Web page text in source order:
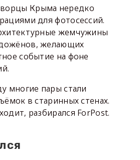
Крыма нередко
для фотосессий.
жемчужины
желающих
событие на фоне
многие пары стали
в старинных стенах.
разбирался ForPost.